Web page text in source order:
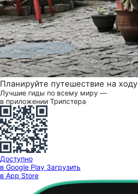
Планируйте путешествие на ходу
Лучшие гиды по всему миру —
в приложении Трипстера
Доступно
в Google Play Загрузить
в App Store